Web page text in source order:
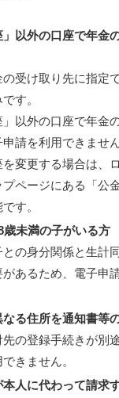
」以外の口座で年金
受け取り先に指定
す。
」以外の口座で年金
申請を利用できませ
を変更する場合は、
ページにある「公
す。
歳未満の子がいる方
の身分関係と生計
があるため、電子申
る住所を通知書等
の登録手続きが別
きません。
人に代わって請求